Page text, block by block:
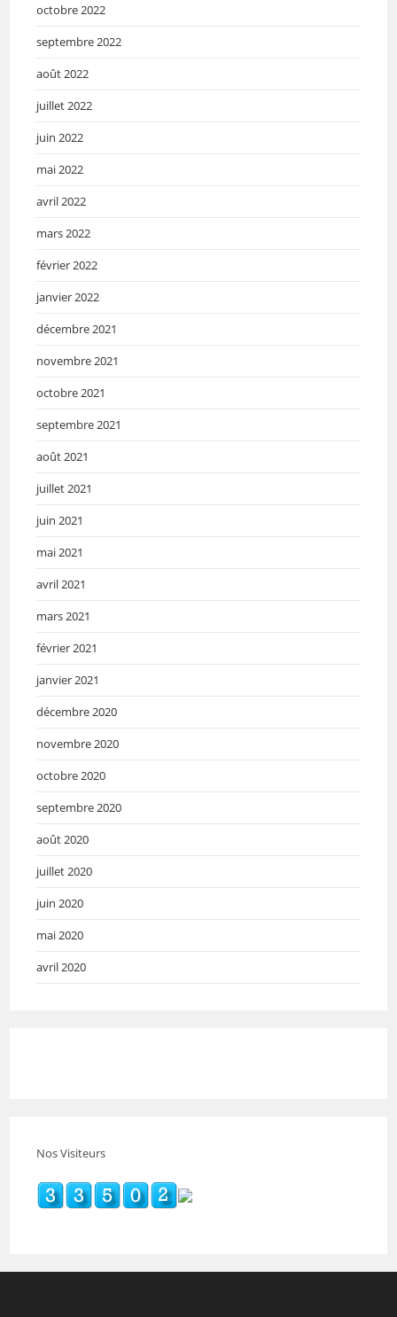
octobre 2022
septembre 2022
août 2022
juillet 2022
juin 2022
mai 2022
avril 2022
mars 2022
février 2022
janvier 2022
décembre 2021
novembre 2021
octobre 2021
septembre 2021
août 2021
juillet 2021
juin 2021
mai 2021
avril 2021
mars 2021
février 2021
janvier 2021
décembre 2020
novembre 2020
octobre 2020
septembre 2020
août 2020
juillet 2020
juin 2020
mai 2020
avril 2020
Nos Visiteurs